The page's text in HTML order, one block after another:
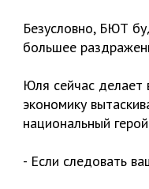
Безусловно, БЮТ
большее
Юля сейчас делает
экономику
национальный
- Если следовать